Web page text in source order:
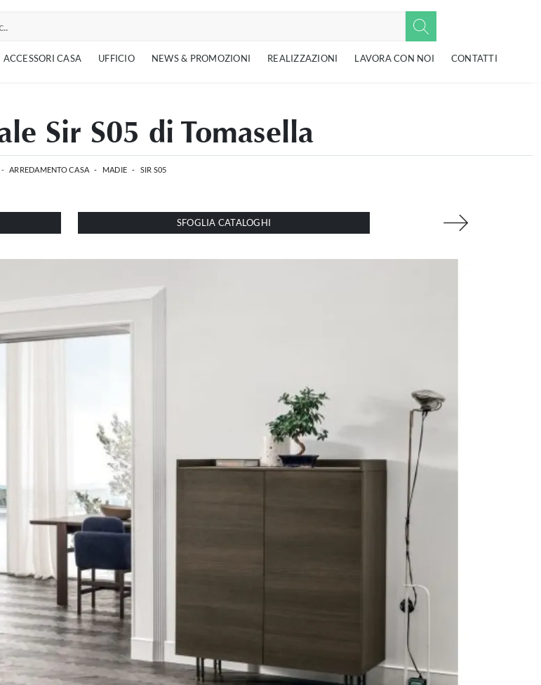
ACCESSORI CASA UFFICIO NEWS & PROMOZIONI REALIZZAZIONI LAVORA CON NOI CONTATTI
Sir S05 di Tomasella
- ARREDAMENTO CASA - MADIE - SIR S05
SFOGLIA CATALOGHI